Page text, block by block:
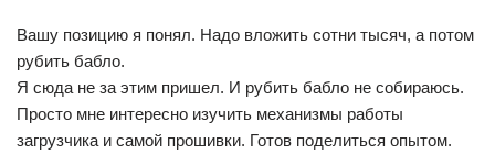
Вашу позицию я понял. Надо вложить сотни тысяч, а потом
рубить бабло.
Я сюда не за этим пришел. И рубить бабло не собираюсь.
Просто мне интересно изучить механизмы работы
загрузчика и самой прошивки. Готов поделиться опытом.